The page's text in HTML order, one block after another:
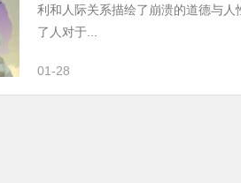
利和人际关系描绘了崩溃的道德与
了人对于...
01-28